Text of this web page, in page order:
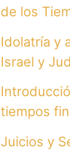
de los
Idolatría y
Israel y
tiempos
Juicios y